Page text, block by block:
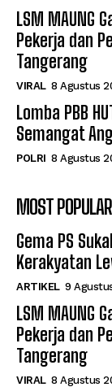
LSM MAUNG
Pekerja dan
Tangerang
VIRAL 8 Agustus
Lomba PBB
Semangat
POLRI 8 Agustus
MOST POPULAR
Gema PS
Kerakyatan
ARTIKEL 9
LSM MAUNG
Pekerja dan
Tangerang
VIRAL 8 Agustus